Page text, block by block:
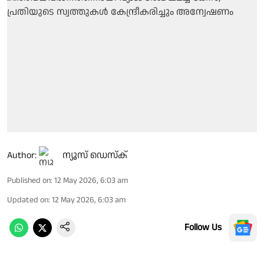
Author: ന്യൂസ് ഡെസ്ക്
Published on: 12 May 2026, 6:03 am
Updated on: 12 May 2026, 6:03 am
Follow Us